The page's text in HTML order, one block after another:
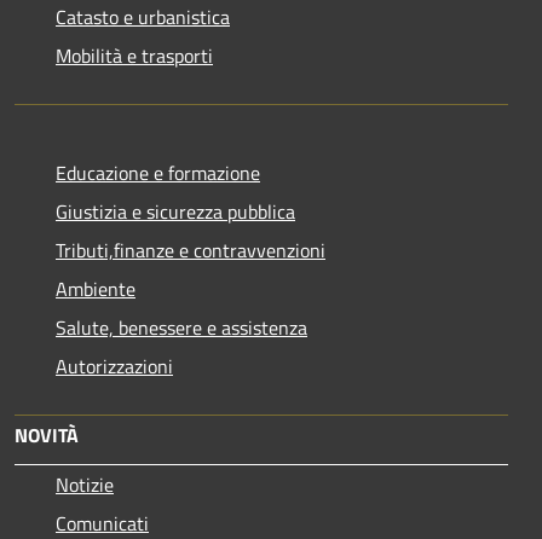
Catasto e urbanistica
Mobilità e trasporti
Educazione e formazione
Giustizia e sicurezza pubblica
Tributi,finanze e contravvenzioni
Ambiente
Salute, benessere e assistenza
Autorizzazioni
NOVITÀ
Notizie
Comunicati